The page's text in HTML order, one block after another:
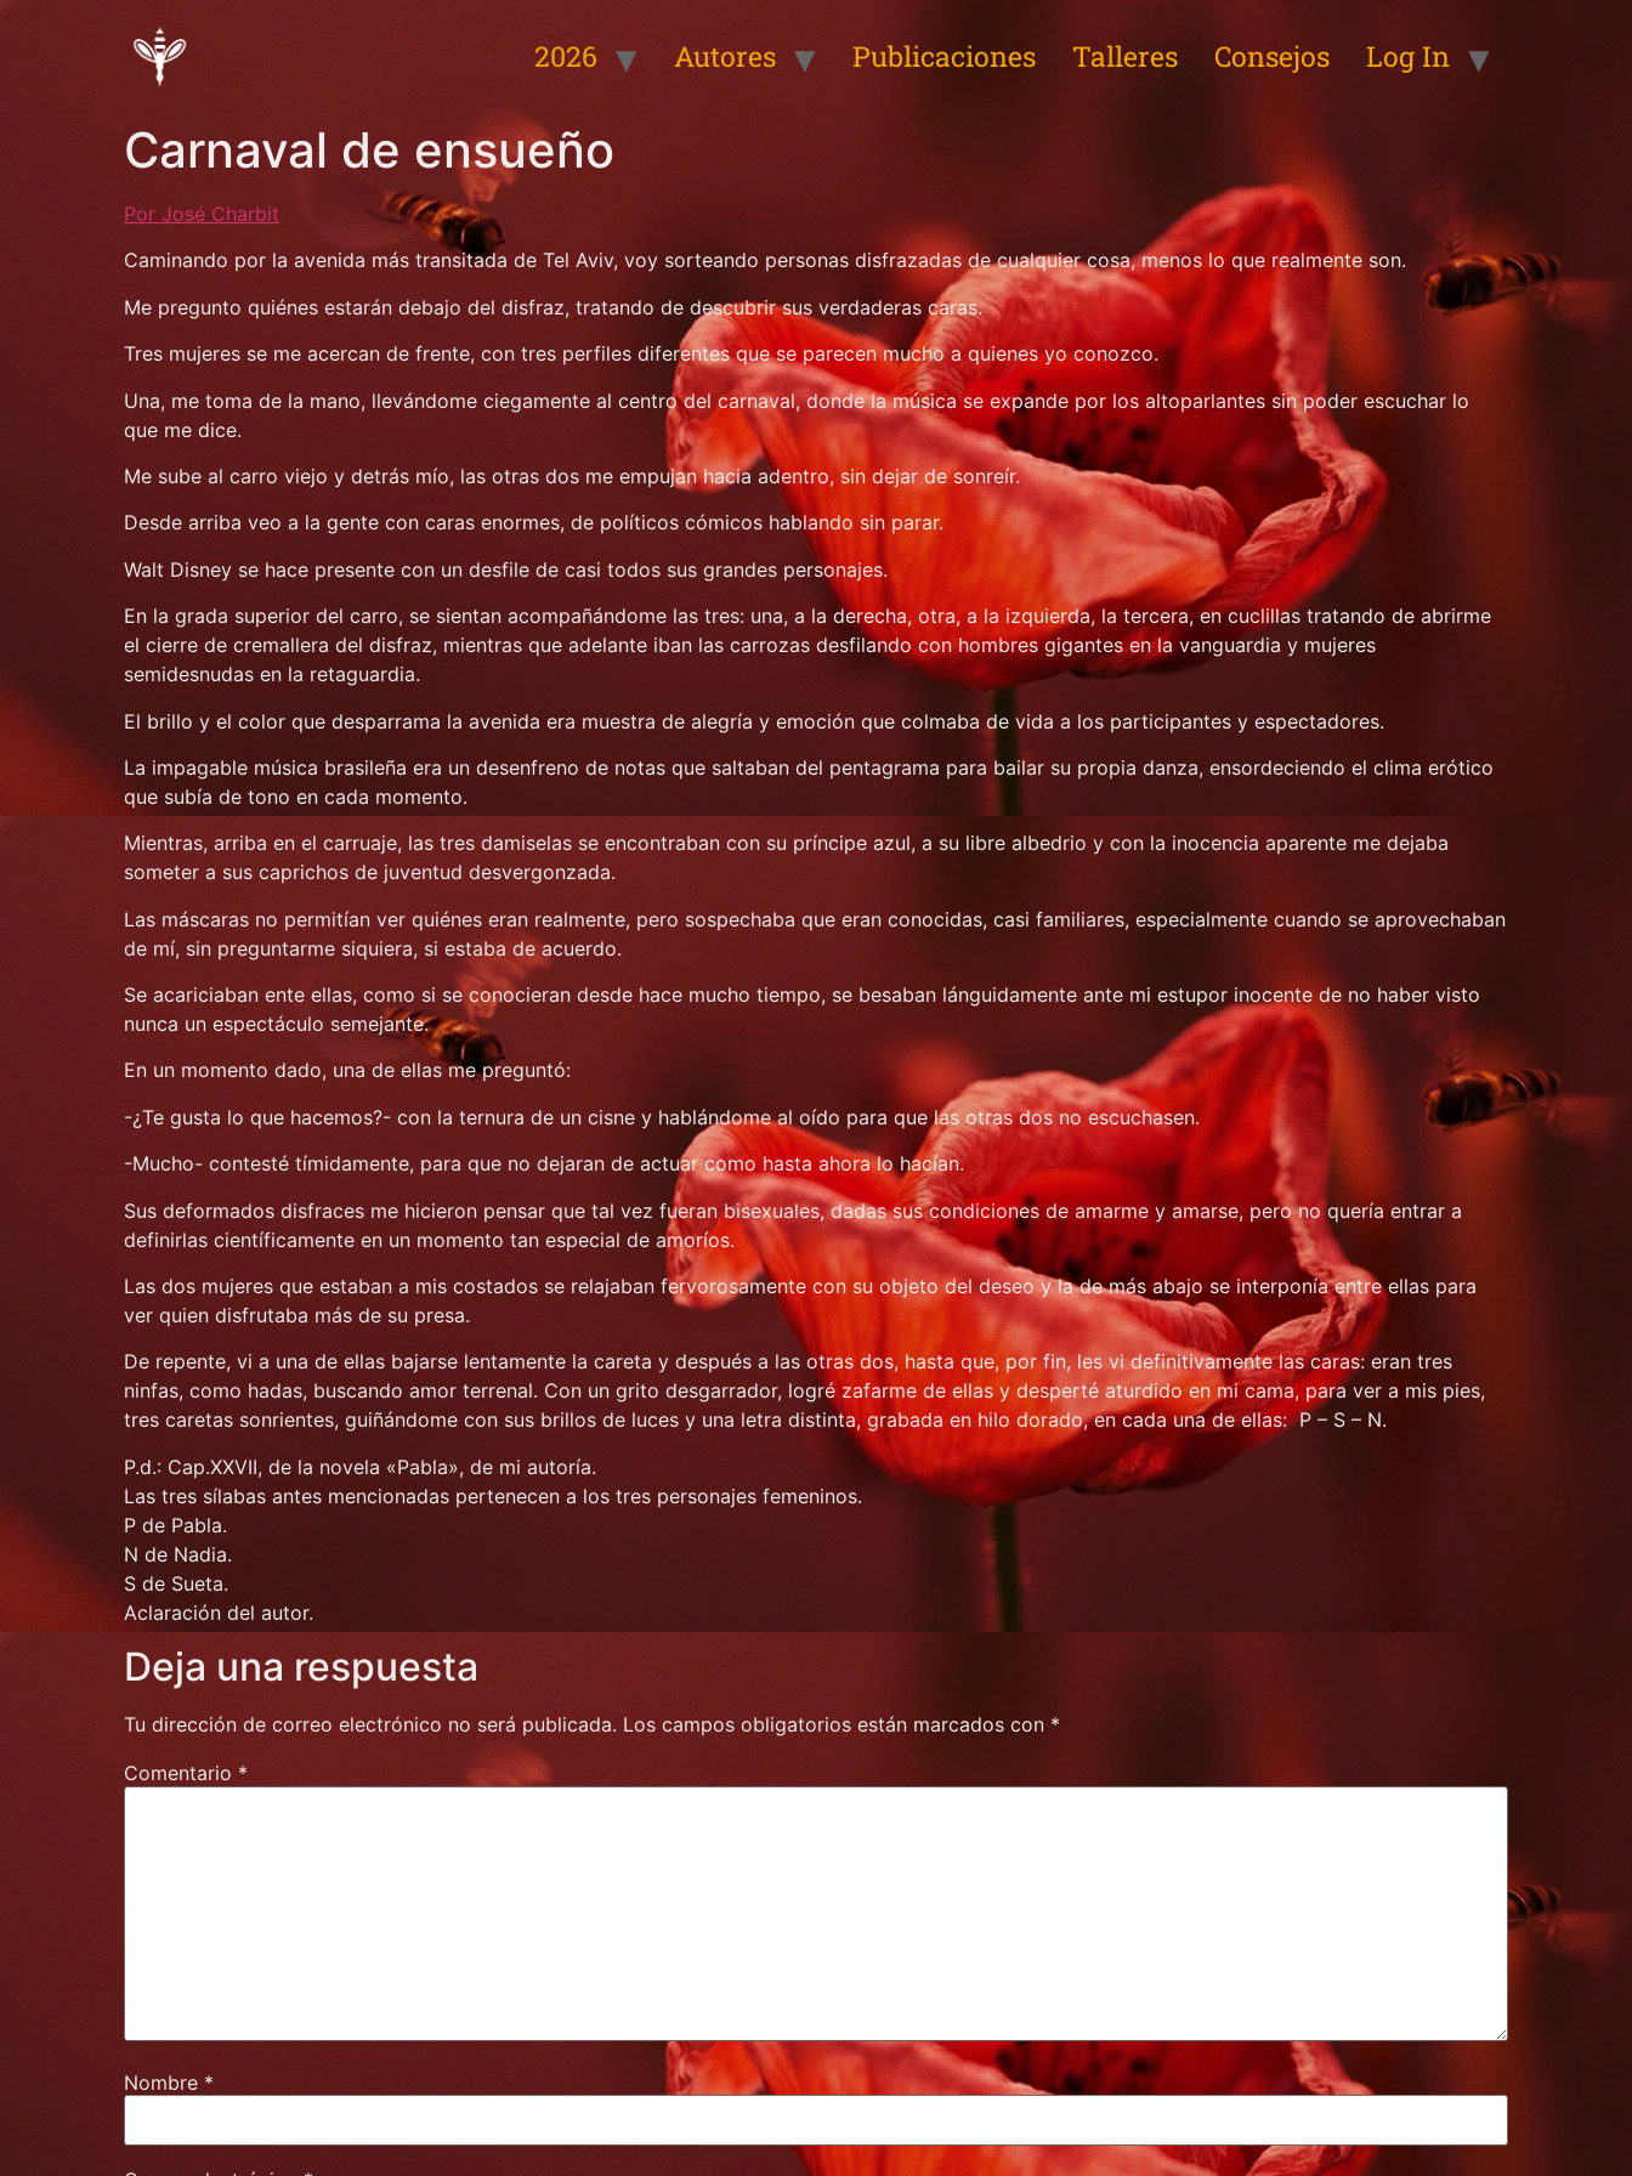
2026 Autores Publicaciones Talleres Consejos Log In
Carnaval de ensueño
Por José Charbit
Caminando por la avenida más transitada de Tel Aviv, voy sorteando personas disfrazadas de cualquier cosa, menos lo que realmente son.
Me pregunto quiénes estarán debajo del disfraz, tratando de descubrir sus verdaderas caras.
Tres mujeres se me acercan de frente, con tres perfiles diferentes que se parecen mucho a quienes yo conozco.
Una, me toma de la mano, llevándome ciegamente al centro del carnaval, donde la música se expande por los altoparlantes sin poder escuchar lo
que me dice.
Me sube al carro viejo y detrás mío, las otras dos me empujan hacia adentro, sin dejar de sonreír.
Desde arriba veo a la gente con caras enormes, de políticos cómicos hablando sin parar.
Walt Disney se hace presente con un desfile de casi todos sus grandes personajes.
En la grada superior del carro, se sientan acompañándome las tres: una, a la derecha, otra, a la izquierda, la tercera, en cuclillas tratando de abrirme
el cierre de cremallera del disfraz, mientras que adelante iban las carrozas desfilando con hombres gigantes en la vanguardia y mujeres
semidesnudas en la retaguardia.
El brillo y el color que desparrama la avenida era muestra de alegría y emoción que colmaba de vida a los participantes y espectadores.
La impagable música brasileña era un desenfreno de notas que saltaban del pentagrama para bailar su propia danza, ensordeciendo el clima erótico
que subía de tono en cada momento.
Mientras, arriba en el carruaje, las tres damiselas se encontraban con su príncipe azul, a su libre albedrio y con la inocencia aparente me dejaba
someter a sus caprichos de juventud desvergonzada.
Las máscaras no permitían ver quiénes eran realmente, pero sospechaba que eran conocidas, casi familiares, especialmente cuando se aprovechaban
de mí, sin preguntarme siquiera, si estaba de acuerdo.
Se acariciaban ente ellas, como si se conocieran desde hace mucho tiempo, se besaban lánguidamente ante mi estupor inocente de no haber visto
nunca un espectáculo semejante.
En un momento dado, una de ellas me preguntó:
-¿Te gusta lo que hacemos?- con la ternura de un cisne y hablándome al oído para que las otras dos no escuchasen.
-Mucho- contesté tímidamente, para que no dejaran de actuar como hasta ahora lo hacían.
Sus deformados disfraces me hicieron pensar que tal vez fueran bisexuales, dadas sus condiciones de amarme y amarse, pero no quería entrar a
definirlas científicamente en un momento tan especial de amoríos.
Las dos mujeres que estaban a mis costados se relajaban fervorosamente con su objeto del deseo y la de más abajo se interponía entre ellas para
ver quien disfrutaba más de su presa.
De repente, vi a una de ellas bajarse lentamente la careta y después a las otras dos, hasta que, por fin, les vi definitivamente las caras: eran tres
ninfas, como hadas, buscando amor terrenal. Con un grito desgarrador, logré zafarme de ellas y desperté aturdido en mi cama, para ver a mis pies,
tres caretas sonrientes, guiñándome con sus brillos de luces y una letra distinta, grabada en hilo dorado, en cada una de ellas: P – S – N.
P.d.: Cap.XXVII, de la novela «Pabla», de mi autoría.
Las tres sílabas antes mencionadas pertenecen a los tres personajes femeninos.
P de Pabla.
N de Nadia.
S de Sueta.
Aclaración del autor.
Deja una respuesta
Tu dirección de correo electrónico no será publicada. Los campos obligatorios están marcados con *
Comentario *
Nombre *